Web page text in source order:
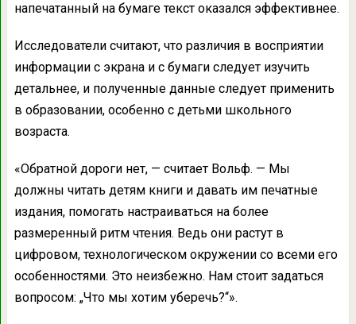
напечатанный на бумаге текст оказался эффективнее.
Исследователи считают, что различия в восприятии
информации с экрана и с бумаги следует изучить
детальнее, и полученные данные следует применить
в образовании, особенно с детьми школьного
возраста.
«Обратной дороги нет, — считает Вольф. — Мы
должны читать детям книги и давать им печатные
издания, помогать настраиваться на более
размеренный ритм чтения. Ведь они растут в
цифровом, технологическом окружении со всеми его
особенностями. Это неизбежно. Нам стоит задаться
вопросом: „Что мы хотим уберечь?“».